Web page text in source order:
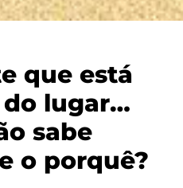
que está
lugar…
sabe
o porquê?